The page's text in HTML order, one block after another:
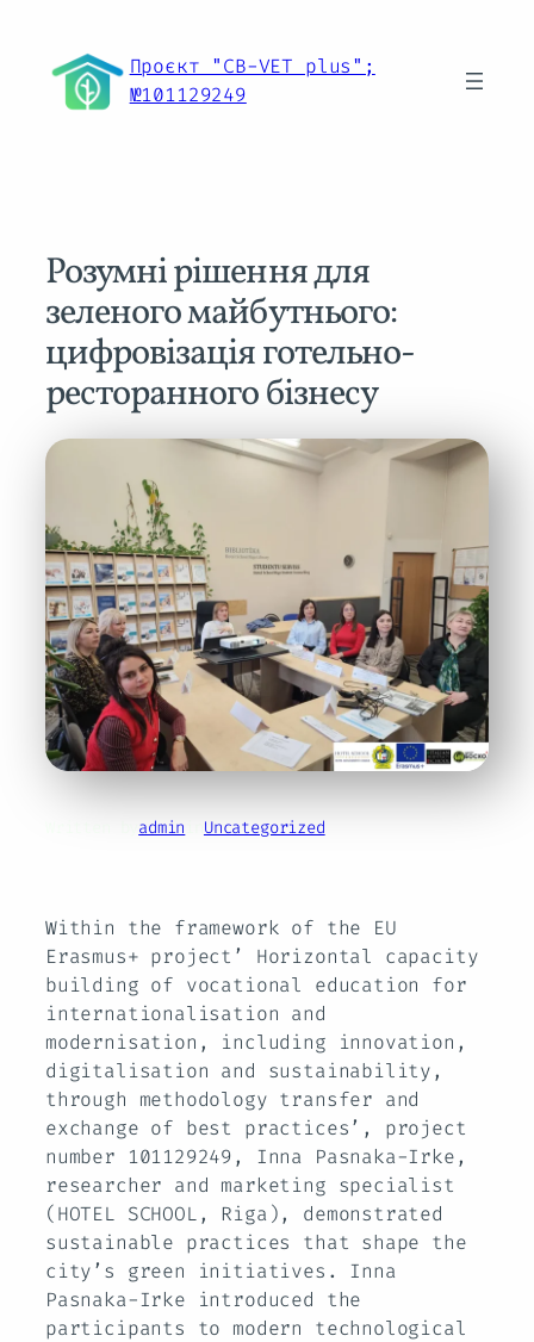
вмісту
Проєкт "CB-VET plus";
№101129249
Розумні рішення для
зеленого майбутнього:
цифровізація готельно-
ресторанного бізнесу
admin Uncategorized
Within the framework of the EU
Erasmus+ project’ Horizontal capacity
building of vocational education for
internationalisation and
modernisation, including innovation,
digitalisation and sustainability,
through methodology transfer and
exchange of best practices’, project
number 101129249, Inna Pasnaka-Irke,
researcher and marketing specialist
(HOTEL SCHOOL, Riga), demonstrated
sustainable practices that shape the
city’s green initiatives. Inna
Pasnaka-Irke introduced the
participants to modern technological